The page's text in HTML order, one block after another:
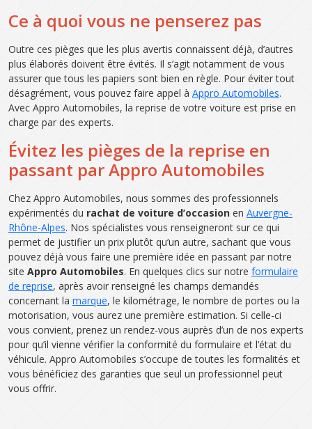
Ce à quoi vous ne penserez pas
Outre ces pièges que les plus avertis connaissent déjà, d’autres
plus élaborés doivent être évités. Il s’agit notamment de vous
assurer que tous les papiers sont bien en règle. Pour éviter tout
désagrément, vous pouvez faire appel à Appro Automobiles.
Avec Appro Automobiles, la reprise de votre voiture est prise en
charge par des experts.
Évitez les pièges de la reprise en
passant par Appro Automobiles
Chez Appro Automobiles, nous sommes des professionnels
expérimentés du rachat de voiture d’occasion en Auvergne-
Rhône-Alpes. Nos spécialistes vous renseigneront sur ce qui
permet de justifier un prix plutôt qu’un autre, sachant que vous
pouvez déjà vous faire une première idée en passant par notre
site Appro Automobiles. En quelques clics sur notre formulaire
de reprise, après avoir renseigné les champs demandés
concernant la marque, le kilométrage, le nombre de portes ou la
motorisation, vous aurez une première estimation. Si celle-ci
vous convient, prenez un rendez-vous auprès d’un de nos experts
pour qu’il vienne vérifier la conformité du formulaire et l’état du
véhicule. Appro Automobiles s’occupe de toutes les formalités et
vous bénéficiez des garanties que seul un professionnel peut
vous offrir.